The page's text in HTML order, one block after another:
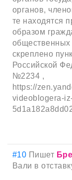
органов,
те находятся
образом
общественных
скреплено
Российской
№2234 ,
https://
videoblogera-
#10 Пишет
Вали в